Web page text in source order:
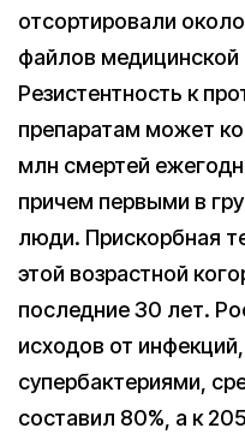
отсортировали
файлов
Резистентность к
препаратам может
млн смертей
причем первыми в
люди. Прискорбная
этой возрастной
последние 30 лет.
исходов от
супербактериями,
составил 80%, а к